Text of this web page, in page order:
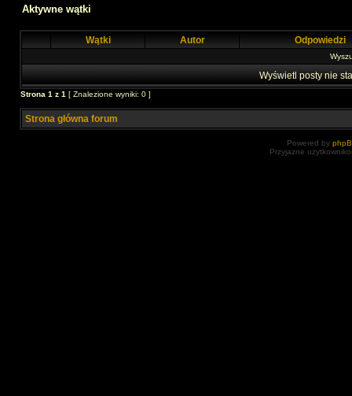
Aktywne wątki
Wątki Autor Odpowiedzi
Wyświetl posty nie
Strona 1 z 1 [ Znalezione wyniki: 0 ]
Strona główna forum
Powered by
Przyjazne